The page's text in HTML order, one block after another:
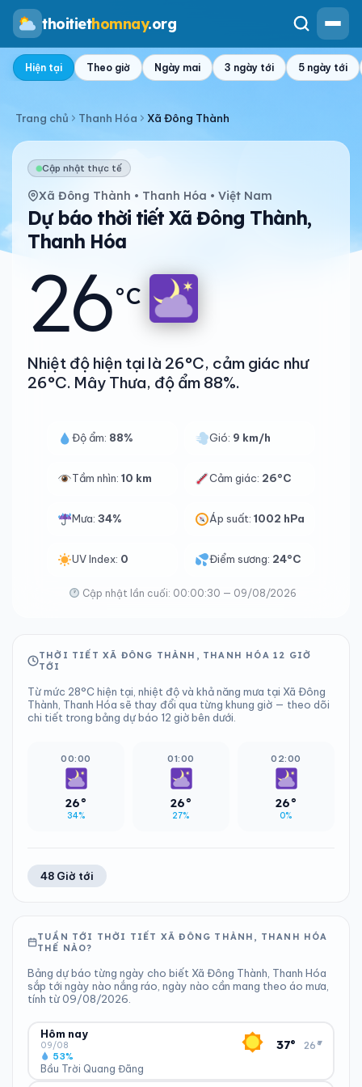
thoitiethomnay.org
Hiện tại Theo giờ Ngày mai 3 ngày tới 5 ngày tới
Trang chủ Thanh Hóa Xã Đông Thành
Cập nhật thực tế
Xã Đông Thành • Thanh Hóa • Việt Nam
Dự báo thời tiết Xã Đông Thành,
Thanh Hóa
26°C
Nhiệt độ hiện tại là 26°C, cảm giác như
26°C. Mây Thưa, độ ẩm 88%.
Độ ẩm: 88% Gió: 9 km/h
Tầm nhìn: 10 km Cảm giác: 26°C
Mưa: 34% Áp suất:1002 hPa
UV Index: 0 Điểm sương: 24°C
Cập nhật lần cuối: 00:00:30 — 09/08/2026
THỜI TIẾT XÃ ĐÔNG THÀNH, THANH HÓA 12 GIỜ
TỚI
Từ mức 28°C hiện tại, nhiệt độ và khả năng mưa tại Xã Đông
Thành, Thanh Hóa sẽ thay đổi qua từng khung giờ — theo dõi
chi tiết trong bảng dự báo 12 giờ bên dưới.
00:00
26°
34%
01:00
26°
27%
02:00
26°
0%
48 Giờ tới
TUẦN TỚI THỜI TIẾT XÃ ĐÔNG THÀNH, THANH HÓA
THẾ NÀO?
Bảng dự báo từng ngày cho biết Xã Đông Thành, Thanh Hóa
sắp tới ngày nào nắng ráo, ngày nào cần mang theo áo mưa,
tính từ 09/08/2026.
Hôm nay
09/08
Bầu Trời Quang Đãng
53%
37° 26°
▾